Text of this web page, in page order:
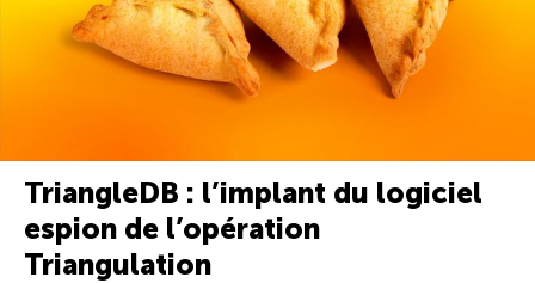
TriangleDB : l’implant du logiciel
espion de l’opération
Triangulation